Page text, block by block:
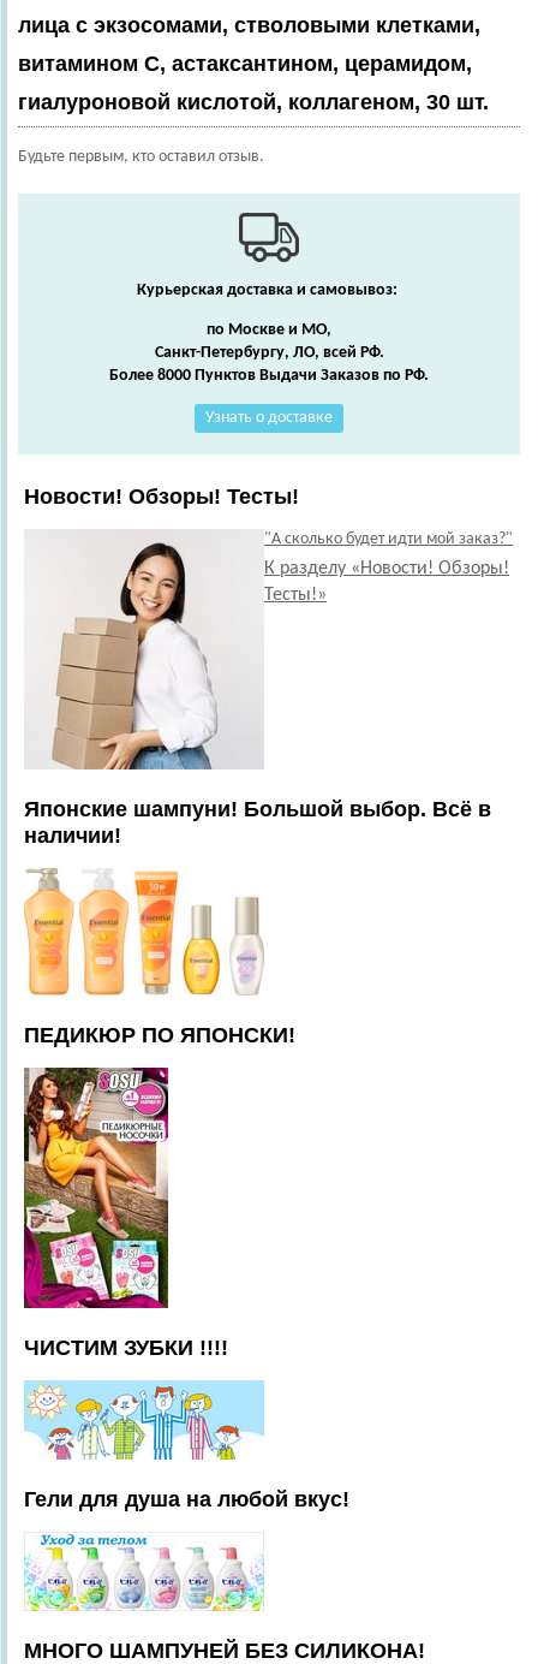
лица с экзосомами, стволовыми клетками,
витамином С, астаксантином, церамидом,
гиалуроновой кислотой, коллагеном, 30 шт.
Будьте первым, кто оставил отзыв.
Курьерская доставка и самовывоз:
по Москве и МО,
Санкт-Петербургу, ЛО, всей РФ.
Более 8000 Пунктов Выдачи Заказов по РФ.
Узнать о доставке
Новости! Обзоры! Тесты!
"А сколько будет идти мой заказ?"
К разделу «Новости! Обзоры!
Тесты!»
Японские шампуни! Большой выбор. Всё в
наличии!
ПЕДИКЮР ПО ЯПОНСКИ!
ЧИСТИМ ЗУБКИ !!!!
Гели для душа на любой вкус!
МНОГО ШАМПУНЕЙ БЕЗ СИЛИКОНА!